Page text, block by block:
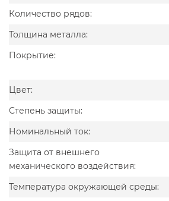
Количество рядов:
Толщина металла:
Покрытие:
Цвет:
Степень защиты:
Номинальный ток:
Защита от внешнего
механического воздействия:
Температура окружающей среды: